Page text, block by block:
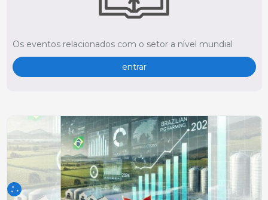
Os eventos relacionados com o setor a nível mundial
entrar